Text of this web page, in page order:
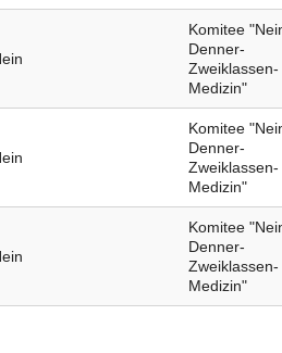
Komitee
Denner-
Zweiklassen-
Medizin"
Komitee
Denner-
Zweiklassen-
Medizin"
Komitee
Denner-
Zweiklassen-
Medizin"